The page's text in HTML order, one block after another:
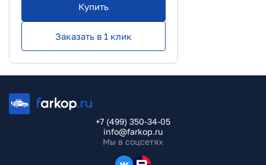
Купить
Заказать в 1 клик
+7 (499) 350-34-05
info@farkop.ru
Мы в соцсетях